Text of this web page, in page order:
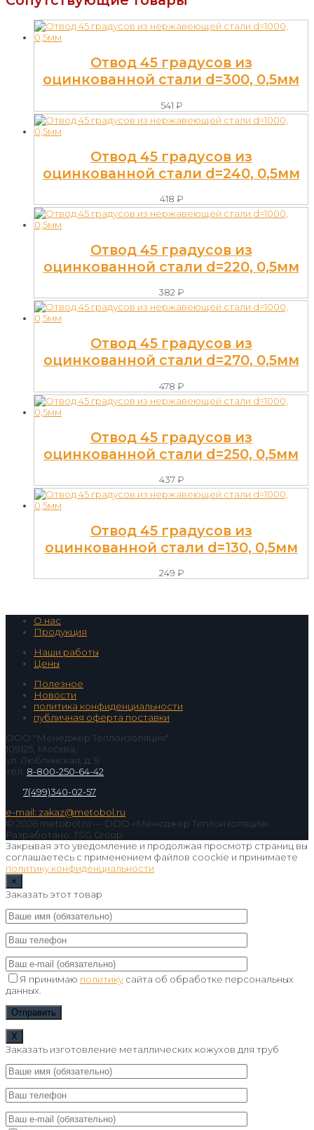
Отвод 45 градусов из
оцинкованной стали d=300, 0,5мм
541 ₽
Отвод 45 градусов из
оцинкованной стали d=240, 0,5мм
418 ₽
Отвод 45 градусов из
оцинкованной стали d=220, 0,5мм
382 ₽
Отвод 45 градусов из
оцинкованной стали d=270, 0,5мм
478 ₽
Отвод 45 градусов из
оцинкованной стали d=250, 0,5мм
437₽
Отвод 45 градусов из
оцинкованной стали d=130, 0,5мм
249 ₽
О нас
Продукция
Наши работы
Цены
Полезное
Новости
политика конфиденциальности
публичная оферта поставки
ООО "Менеджер Теплоизоляция"
109125, Москва,
ул. Люблинская, д. 9
тел. 8-800-250-64-42
7(499)340-02-57
e-mail: zakaz@metobol.ru
© 2026 metobol.ru — ООО «Менеджер Теплоизоляция».
Разработано: TSG Group
Закрывая это уведомление и продолжая просмотр страниц вы
соглашаетесь с применением файлов coockie и принимаете
политику конфиденциальности
×
Заказать этот товар
Я принимаю политику сайта об обработке персональных
данных.
Х
Заказать изготовление металлических кожухов для труб